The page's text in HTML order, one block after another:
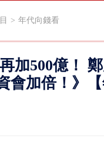
在野黨推「未來帳戶」
> 年代向錢看
加500億！
會加倍！》